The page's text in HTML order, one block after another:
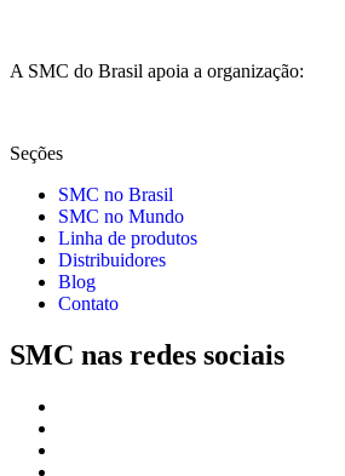
A SMC do Brasil apoia a organização:
Seções
SMC no Brasil
SMC no Mundo
Linha de produtos
Distribuidores
Blog
Contato
SMC nas redes sociais